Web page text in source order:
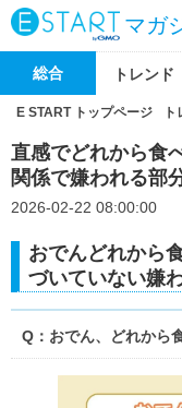
マガ
総合 トレンド
E START トップページ
直感でどれから食
関係で嫌われる部
2026-02-22 08:00:00
おでんどれから
づいていない嫌
Q：おでん、どれから